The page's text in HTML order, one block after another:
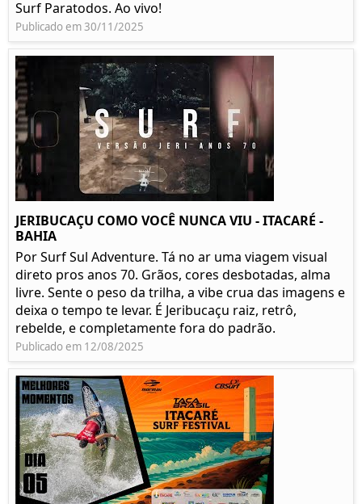
Surf Paratodos. Ao vivo!
Publicado em 30/11/2025
JERIBUCAÇU COMO VOCÊ NUNCA VIU - ITACARÉ -
BAHIA
Por Surf Sul Adventure. Tá no ar uma viagem visual
direto pros anos 70. Grãos, cores desbotadas, alma
livre. Sente o peso da trilha, a vibe crua das imagens e
deixa o tempo te levar. É Jeribucaçu raiz, retrô,
rebelde, e completamente fora do padrão.
Publicado em 12/08/2025